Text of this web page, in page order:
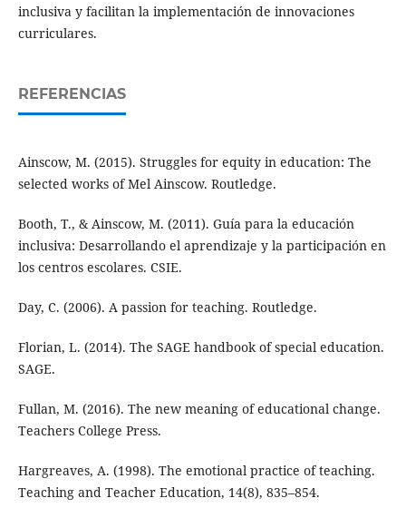
inclusiva y facilitan la implementación de innovaciones
curriculares.
REFERENCIAS
Ainscow, M. (2015). Struggles for equity in education: The
selected works of Mel Ainscow. Routledge.
Booth, T., & Ainscow, M. (2011). Guía para la educación
inclusiva: Desarrollando el aprendizaje y la participación en
los centros escolares. CSIE.
Day, C. (2006). A passion for teaching. Routledge.
Florian, L. (2014). The SAGE handbook of special education.
SAGE.
Fullan, M. (2016). The new meaning of educational change.
Teachers College Press.
Hargreaves, A. (1998). The emotional practice of teaching.
Teaching and Teacher Education, 14(8), 835–854.